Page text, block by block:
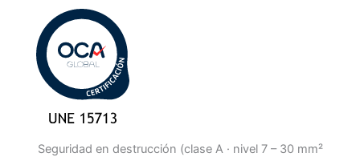
Seguridad en destrucción (clase A · nivel 7 – 30 mm²